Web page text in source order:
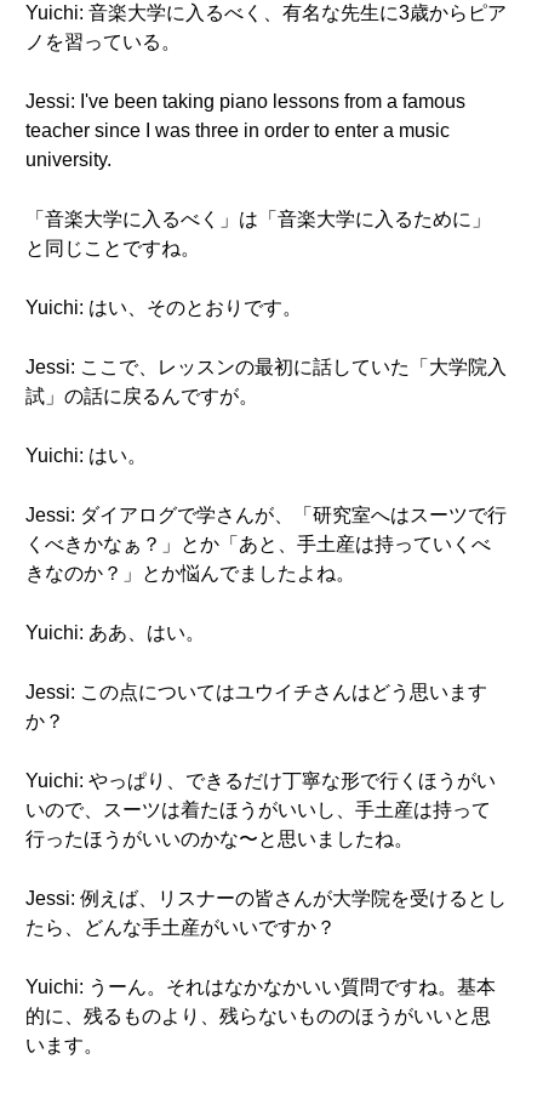
Yuichi: 音楽大学に入るべく、有名な先生に3歳からピア
ノを習っている。
Jessi: I've been taking piano lessons from a famous
teacher since I was three in order to enter a music
university.
「音楽大学に入るべく」は「音楽大学に入るために」
と同じことですね。
Yuichi: はい、そのとおりです。
Jessi: ここで、レッスンの最初に話していた「大学院入
試」の話に戻るんですが。
Yuichi: はい。
Jessi: ダイアログで学さんが、「研究室へはスーツで行
くべきかなぁ？」とか「あと、手土産は持っていくべ
きなのか？」とか悩んでましたよね。
Yuichi: ああ、はい。
Jessi: この点についてはユウイチさんはどう思います
か？
Yuichi: やっぱり、できるだけ丁寧な形で行くほうがい
いので、スーツは着たほうがいいし、手土産は持って
行ったほうがいいのかな〜と思いましたね。
Jessi: 例えば、リスナーの皆さんが大学院を受けるとし
たら、どんな手土産がいいですか？
Yuichi: うーん。それはなかなかいい質問ですね。基本
的に、残るものより、残らないもののほうがいいと思
います。